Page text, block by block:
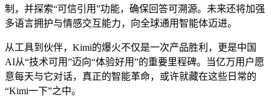
制，并探索“可信引用”功能，确保回答可溯源。未来还将加强
多语言拥护与情感交互能力，向全球通用智能体迈进。
从工具到伙伴，Kimi的爆火不仅是一次产品胜利，更是中国
AI从“技术可用”迈向“体验好用”的重要里程碑。当亿万用户愿
意每天与它对话，真正的智能革命，或许就藏在这些日常的
“Kimi一下”之中。